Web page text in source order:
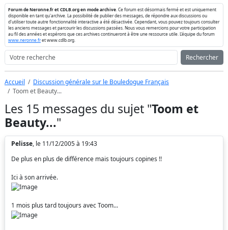
Forum de Neronne.fr et CDLB.org en mode archive . Ce forum est désormais fermé et est uniquement
disponible en tant qu'archive. La possibilité de publier des messages, de répondre aux discussions ou
d'utiliser toute autre fonctionnalité interactive a été désactivée. Cependant, vous pouvez toujours consulter
les anciens messages et parcourir les discussions passées. Nous vous remercions pour votre participation
au fil des années et espérons que ces archives continueront à être une ressource utile. L'équipe du forum
www.neronne.fret www.cdlb.org.
Rechercher
Accueil
Discussion générale sur le Bouledogue Français
Toom et Beauty...
Les 15 messages du sujet "Toom et
Beauty..."
Pelisse, le 11/12/2005 à 19:43
De plus en plus de différence mais toujours copines !!
Ici à son arrivée.
1 mois plus tard toujours avec Toom...